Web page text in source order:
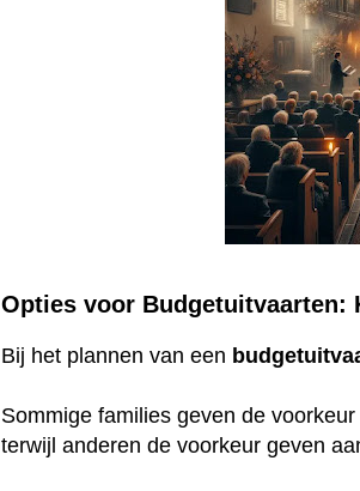
Opties voor Budgetuitvaarten:
Bij het plannen van een
Sommige families geven de
terwijl anderen de voorkeur geven